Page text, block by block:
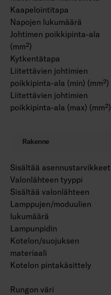
Kaapelointitapa
Napojen lukumäärä
Johtimen poikkipinta-ala
(mm²)
Kytkentätapa
Liitettävien johtimien
poikkipinta-ala (min) (mm²)
Liitettävien johtimien
poikkipinta-ala (max) (mm²)
Rakenne
Sisältää asennustarvikkeet
Valonlähteen tyyppi
Sisältää valonlähteen
Lamppujen/moduulien
lukumäärä
Lampunpidin
Kotelon/suojuksen
materiaali
Kotelon pintakäsittely
Rungon väri